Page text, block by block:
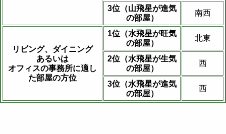
3位（山飛星が進気
の部屋）
南西
リビング、ダイニング
あるいは
オフィスの事務所に適し
た部屋の方位
1位（水飛星が旺気
の部屋）
北東
2位（水飛星が生気
の部屋）
西
3位（水飛星が進気
の部屋）
西